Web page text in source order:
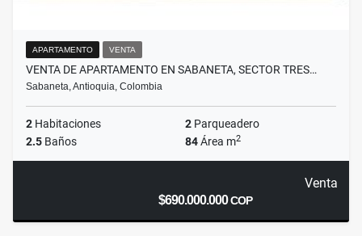
APARTAMENTO VENTA
VENTA DE APARTAMENTO EN SABANETA, SECTOR TRES…
Sabaneta, Antioquia, Colombia
2 Habitaciones 2 Parqueadero
2.5 Baños 84Área m2
Venta
$690.000.000COP